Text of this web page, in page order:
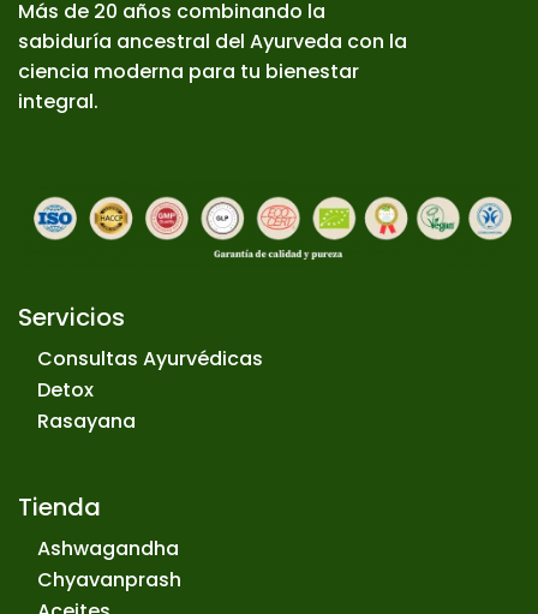
Más de 20 años combinando la
sabiduría ancestral del Ayurveda con la
ciencia moderna para tu bienestar
integral.
Servicios
Consultas Ayurvédicas
Detox
Rasayana
Tienda
Ashwagandha
Chyavanprash